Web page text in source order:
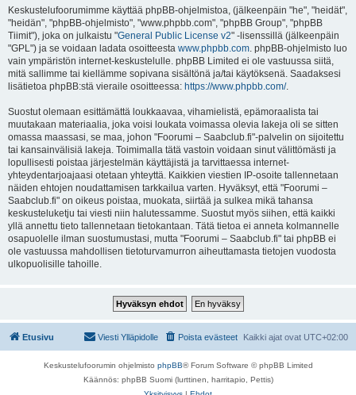
Keskustelufoorumimme käyttää phpBB-ohjelmistoa, (jälkeenpäin "he", "heidät",
"heidän", "phpBB-ohjelmisto", "www.phpbb.com", "phpBB Group", "phpBB
Tiimit"), joka on julkaistu "General Public License v2" -lisenssillä (jälkeenpäin
"GPL") ja se voidaan ladata osoitteesta www.phpbb.com. phpBB-ohjelmisto luo
vain ympäristön internet-keskustelulle. phpBB Limited ei ole vastuussa siitä,
mitä sallimme tai kiellämme sopivana sisältönä ja/tai käytöksenä. Saadaksesi
lisätietoa phpBB:stä vieraile osoitteessa: https://www.phpbb.com/.
Suostut olemaan esittämättä loukkaavaa, vihamielistä, epämoraalista tai
muutakaan materiaalia, joka voisi loukata voimassa olevia lakeja oli se sitten
omassa maassasi, se maa, johon "Foorumi – Saabclub.fi"-palvelin on sijoitettu
tai kansainvälisiä lakeja. Toimimalla tätä vastoin voidaan sinut välittömästi ja
lopullisesti poistaa järjestelmän käyttäjistä ja tarvittaessa internet-
yhteydentarjoajaasi otetaan yhteyttä. Kaikkien viestien IP-osoite tallennetaan
näiden ehtojen noudattamisen tarkkailua varten. Hyväksyt, että "Foorumi –
Saabclub.fi" on oikeus poistaa, muokata, siirtää ja sulkea mikä tahansa
keskusteluketju tai viesti niin halutessamme. Suostut myös siihen, että kaikki
yllä annettu tieto tallennetaan tietokantaan. Tätä tietoa ei anneta kolmannelle
osapuolelle ilman suostumustasi, mutta "Foorumi – Saabclub.fi" tai phpBB ei
ole vastuussa mahdollisen tietoturvamurron aiheuttamasta tietojen vuodosta
ulkopuolisille tahoille.
Etusivu Kaikki ajat ovat UTC+02:00
Poista evästeet
Viesti Ylläpidolle
Keskustelufoorumin ohjelmisto phpBB® Forum Software © phpBB Limited
Käännös: phpBB Suomi (lurttinen, harritapio, Pettis)